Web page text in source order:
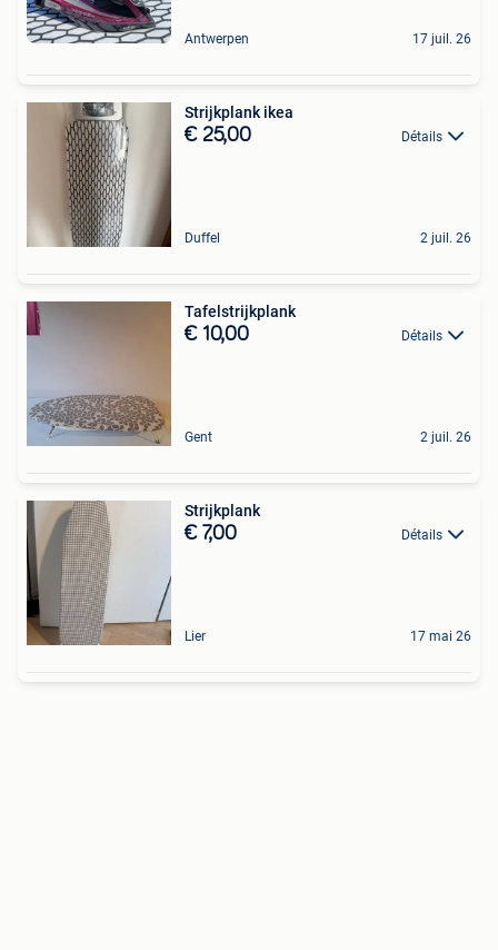
Antwerpen 17 juil. 26
Strijkplank ikea
€ 25,00 Détails
Duffel 2 juil. 26
Tafelstrijkplank
€ 10,00 Détails
Gent 2 juil. 26
Strijkplank
€ 7,00 Détails
Lier 17 mai 26